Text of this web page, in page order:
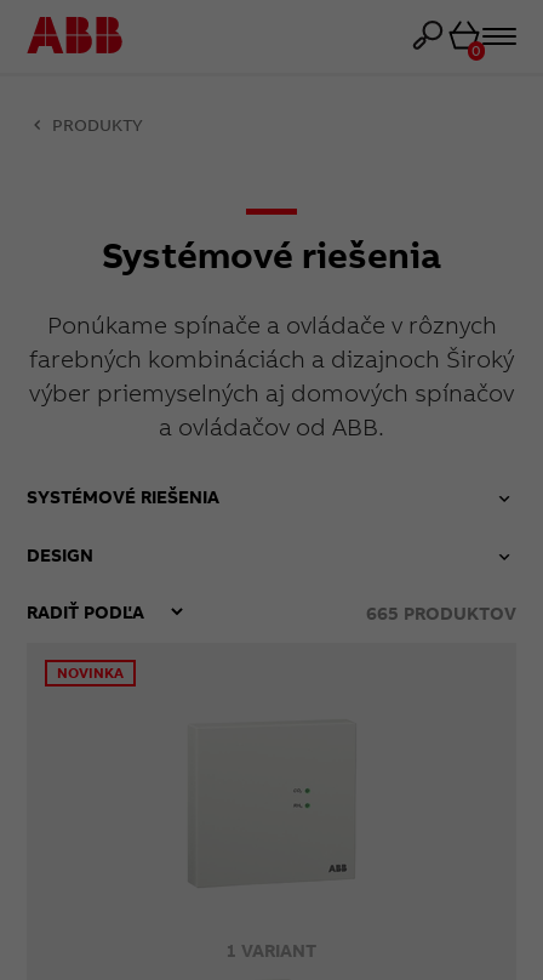
Košík
0
PRODUKTY
Systémové riešenia
Ponúkame spínače a ovládače v rôznych
farebných kombináciách a dizajnoch Široký
výber priemyselných aj domových spínačov
a ovládačov od ABB.
SYSTÉMOVÉ RIEŠENIA
DESIGN
665 PRODUKTOV
1 VARIANT
NOVINKA